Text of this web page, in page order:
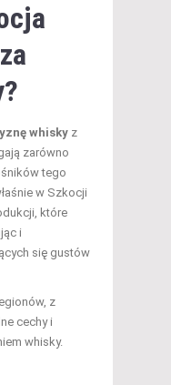
whisky z
zarówno
tego
w Szkocji
które
i
się gustów
z
cechy i
whisky.